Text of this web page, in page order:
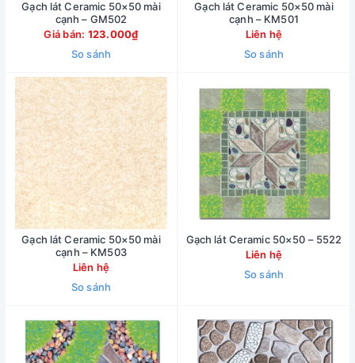
Gạch lát Ceramic 50×50 mài
cạnh – GM502
Giá bán: 123.000₫
So sánh
Gạch lát Ceramic 50×50 mài
cạnh – KM501
Liên hệ
So sánh
Gạch lát Ceramic 50×50 mài
cạnh – KM503
Liên hệ
So sánh
Gạch lát Ceramic 50×50 – 5522
Liên hệ
So sánh